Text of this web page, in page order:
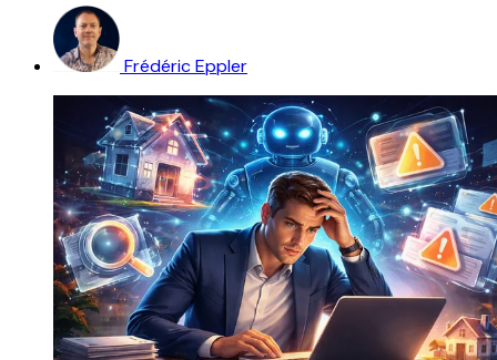
Frédéric Eppler